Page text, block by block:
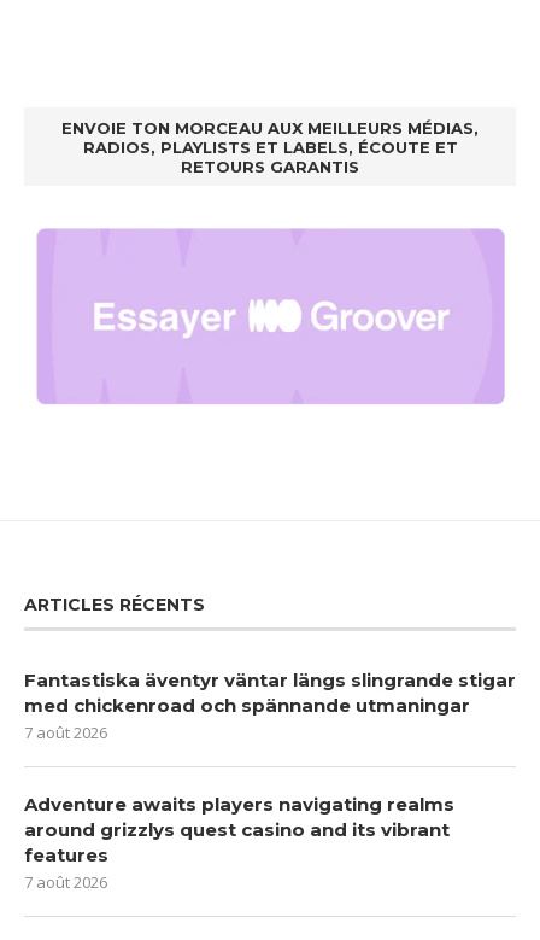
ENVOIE TON MORCEAU AUX MEILLEURS MÉDIAS,
RADIOS, PLAYLISTS ET LABELS, ÉCOUTE ET
RETOURS GARANTIS
ARTICLES RÉCENTS
Fantastiska äventyr väntar längs slingrande stigar
med chickenroad och spännande utmaningar
7 août 2026
Adventure awaits players navigating realms
around grizzlys quest casino and its vibrant
features
7 août 2026